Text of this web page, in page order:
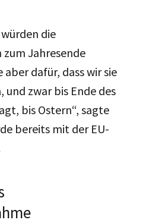
die
Jahresende
dafür, dass wir sie
zwar bis Ende des
bis Ostern“, sagte
bereits mit der EU-